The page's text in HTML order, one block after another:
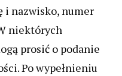
i nazwisko, numer
niektórych
prosić o podanie
Po wypełnieniu